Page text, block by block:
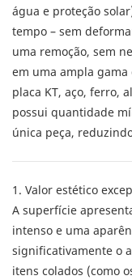
água e proteção
tempo – sem
uma remoção, sem
em uma ampla gama
placa KT, aço, ferro,
possui quantidade
única peça,
1. Valor estético
A superfície
intenso e uma
significativamente o
itens colados (como